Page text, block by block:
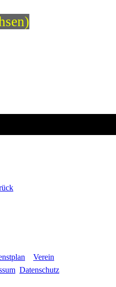
Verein
Datenschutz